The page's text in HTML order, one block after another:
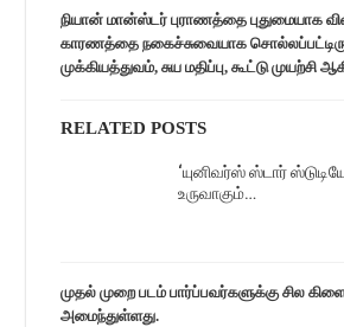
நியான் மான்ஸ்டர் புராணத்தை புதுமையாக
காரணத்தை நகைச்சுவையாக
முக்கியத்துவம், சுய மதிப்பு, கூட்டு
RELATED POSTS
‘யுனிவர்ஸ் ஸ்டார்
உருவாகும்…
முதல் முறை படம் பார்ப்பவர்களுக்கு சில
அமைந்துள்ளது.